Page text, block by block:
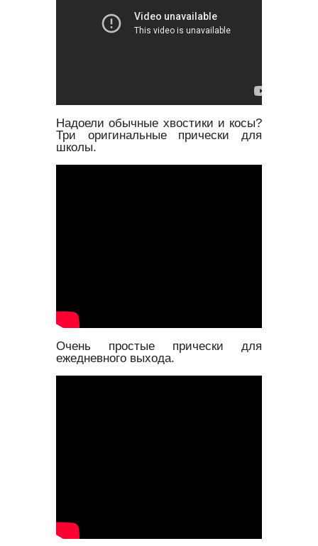
Надоели обычные хвостики и косы?
Три оригинальные прически для
школы.
Очень простые прически для
ежедневного выхода.